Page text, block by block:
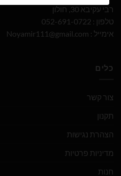
רבי עקיבא 30, חולון
טלפון : 052-691-0722
אימייל : Noyamir111@gmail.com
כלים
צור קשר
תקנון
הצהרת נגישות
מדיניות פרטיות
חנות